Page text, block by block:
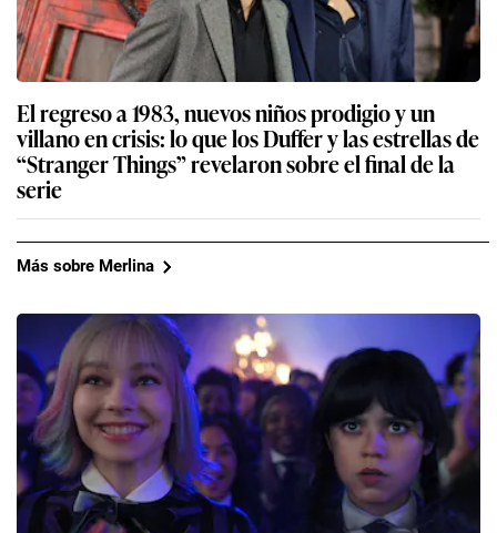
El regreso a 1983, nuevos niños prodigio y un
villano en crisis: lo que los Duffer y las estrellas de
“Stranger Things” revelaron sobre el final de la
serie
Más sobre Merlina